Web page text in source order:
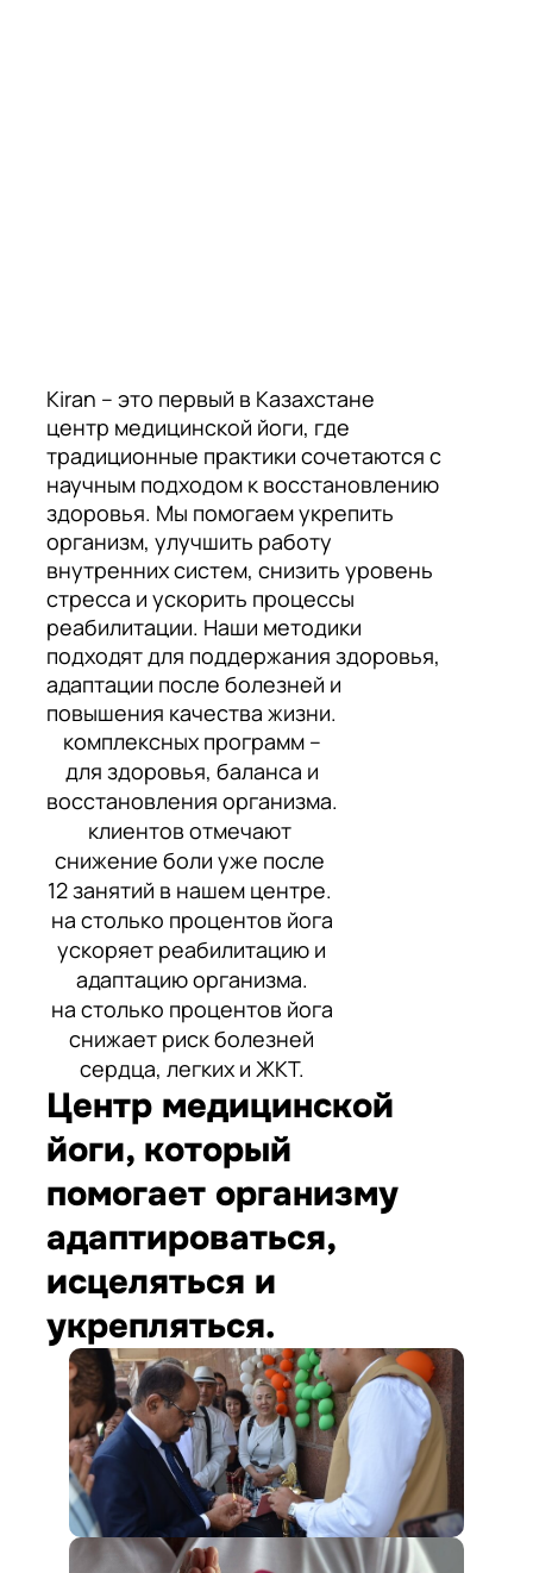
Kiran – это первый в Казахстане
центр медицинской йоги, где
традиционные практики сочетаются с
научным подходом к восстановлению
здоровья. Мы помогаем укрепить
организм, улучшить работу
внутренних систем, снизить уровень
стресса и ускорить процессы
реабилитации. Наши методики
подходят для поддержания здоровья,
адаптации после болезней и
повышения качества жизни.
комплексных программ –
для здоровья, баланса и
восстановления организма.
клиентов отмечают
снижение боли уже после
12 занятий в нашем центре.
на столько процентов йога
ускоряет реабилитацию и
адаптацию организма.
на столько процентов йога
снижает риск болезней
сердца, легких и ЖКТ.
Центр медицинской
йоги, который
помогает организму
адаптироваться,
исцеляться и
укрепляться.